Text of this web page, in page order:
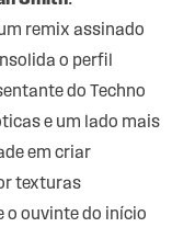
remix assinado
o perfil
do Techno
e um lado mais
em criar
texturas
o ouvinte do início